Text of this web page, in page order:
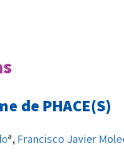
de PHACE(S)
a, Francisco Javier